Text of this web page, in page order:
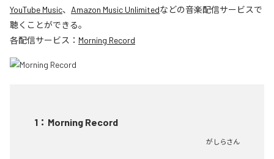
YouTube Music、 Amazon Music Unlimitedなどの音楽配信サービスで
聴くことができる。
各配信サービス： Morning Record
1 ： Morning Record
がしらさん